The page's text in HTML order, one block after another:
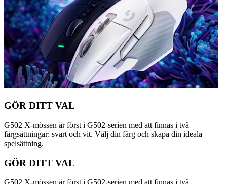
GÖR DITT VAL
G502 X-mössen är först i G502-serien med att finnas i två
färgsättningar: svart och vit. Välj din färg och skapa din ideala
spelsättning.
GÖR DITT VAL